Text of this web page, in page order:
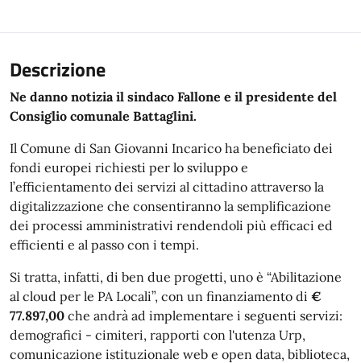
Descrizione
Ne danno notizia il sindaco Fallone e il presidente del
Consiglio comunale Battaglini.
Il Comune di San Giovanni Incarico ha beneficiato dei
fondi europei richiesti per lo sviluppo e
l’efficientamento dei servizi al cittadino attraverso la
digitalizzazione che consentiranno la semplificazione
dei processi amministrativi rendendoli più efficaci ed
efficienti e al passo con i tempi.
Si tratta, infatti, di ben due progetti, uno è “Abilitazione
al cloud per le PA Locali”, con un finanziamento di €
77.897,00 che andrà ad implementare i seguenti servizi:
demografici - cimiteri, rapporti con l'utenza Urp,
comunicazione istituzionale web e open data, biblioteca,